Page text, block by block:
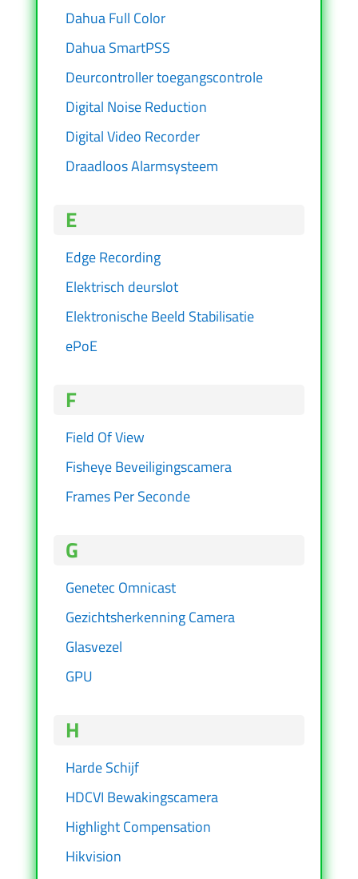
Dahua Full Color
Dahua SmartPSS
Deurcontroller toegangscontrole
Digital Noise Reduction
Digital Video Recorder
Draadloos Alarmsysteem
E
Edge Recording
Elektrisch deurslot
Elektronische Beeld Stabilisatie
ePoE
F
Field Of View
Fisheye Beveiligingscamera
Frames Per Seconde
G
Genetec Omnicast
Gezichtsherkenning Camera
Glasvezel
GPU
H
Harde Schijf
HDCVI Bewakingscamera
Highlight Compensation
Hikvision